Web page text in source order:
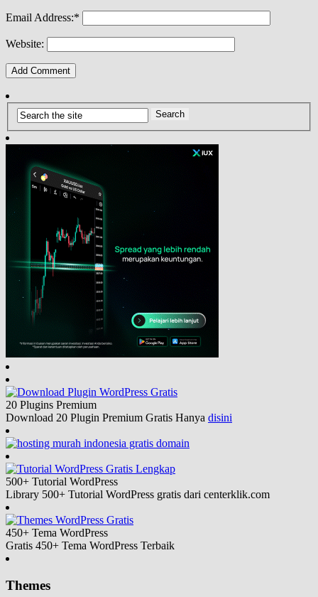
Email Address:*
Website:
20 Plugins Premium
Download 20 Plugin Premium Gratis Hanya disini
500+ Tutorial WordPress
Library 500+ Tutorial WordPress gratis dari centerklik.com
450+ Tema WordPress
Gratis 450+ Tema WordPress Terbaik
Themes